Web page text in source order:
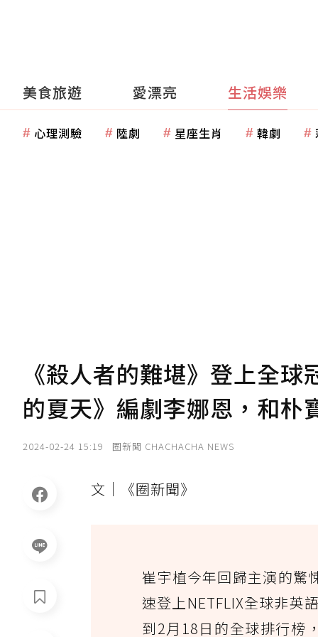
美食旅遊 愛漂亮 生活娛樂
心理測驗 陸劇 星座生肖 韓劇
《殺人者的難堪》登上全
的夏天》編劇李娜恩，和朴
2024-02-24 15:19 圈新聞 CHACHACHA NEWS
文｜《圈新聞》
崔宇植今年回歸主演的驚
速登上NETFLIX全球非英
到2月18日的全球排行榜